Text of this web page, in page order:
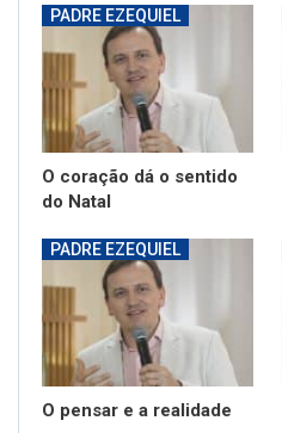
PADRE EZEQUIEL
O coração dá o sentido
do Natal
PADRE EZEQUIEL
O pensar e a realidade